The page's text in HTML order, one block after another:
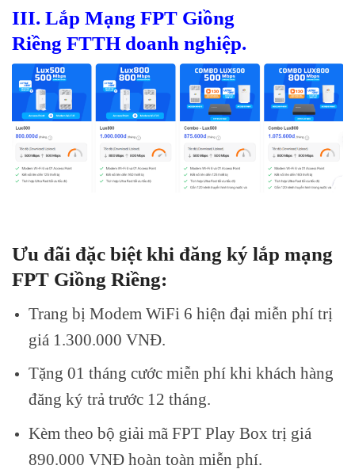
III. Lắp Mạng FPT Giồng
Riềng FTTH doanh nghiệp.
Ưu đãi đặc biệt khi đăng ký lắp mạng
FPT Giồng Riềng:
Trang bị Modem WiFi 6 hiện đại miễn phí trị
giá 1.300.000 VNĐ.
Tặng 01 tháng cước miễn phí khi khách hàng
đăng ký trả trước 12 tháng.
Kèm theo bộ giải mã FPT Play Box trị giá
890.000 VNĐ hoàn toàn miễn phí.